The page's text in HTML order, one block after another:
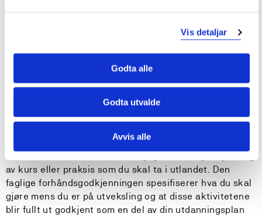
Vis detaljar
Godta alle
Godta utvalde
Avvis alle
semesteravgift til HVL for å få lån og stipend frå
Faglig godkjenning
For å kunne søke om utveksling må du ha fått søknaden
fakultetet du tilhører. En godkjent søknad innebærer
av kurs eller praksis som du skal ta i utlandet. Den
faglige forhåndsgodkjenningen spesifiserer hva du skal
gjøre mens du er på utveksling og at disse aktivitetene
blir fullt ut godkjent som en del av din utdanningsplan